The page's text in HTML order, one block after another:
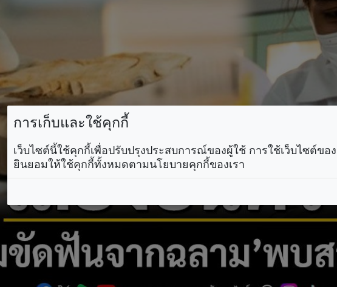
การเก็บและใช้คุกกี้
เว็บไซต์นี้ใช้คุกกี้เพื่อปรับปรุงประสบการณ์ของผู้ใช้ การใช้เว็บไซต์ขอ
ยินยอมให้ใช้คุกกี้ทั้งหมดตามนโยบายคุกกี้ของเรา